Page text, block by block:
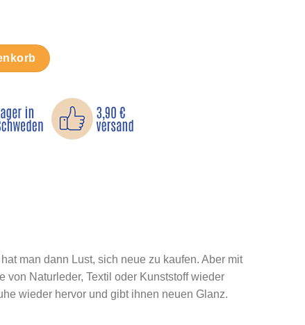
man dann Lust, sich neue zu kaufen. Aber mit
Naturleder, Textil oder Kunststoff wieder
wieder hervor und gibt ihnen neuen Glanz.